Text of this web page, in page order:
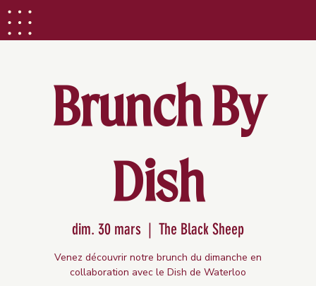
Brunch By
Dish
dim. 30 mars
  |
The Black Sheep
Venez découvrir notre brunch du dimanche en
collaboration avec le Dish de Waterloo